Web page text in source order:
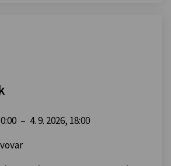
– 4. 9. 2026, 18:00